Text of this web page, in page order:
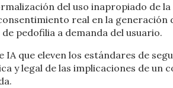
del uso inapropiado de
real en la generación
pedofilia a demanda del usuario.
que eleven los estándares de
y legal de las implicaciones de un